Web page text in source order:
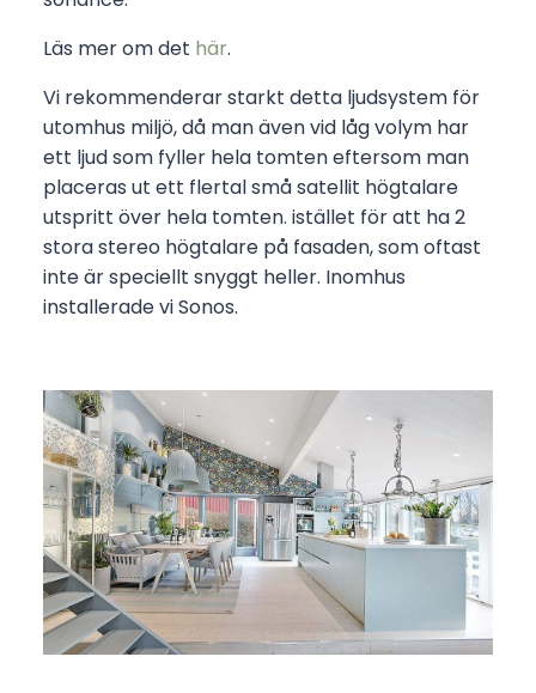
Läs mer om det här.
Vi rekommenderar starkt detta ljudsystem för
utomhus miljö, då man även vid låg volym har
ett ljud som fyller hela tomten eftersom man
placeras ut ett flertal små satellit högtalare
utspritt över hela tomten. istället för att ha 2
stora stereo högtalare på fasaden, som oftast
inte är speciellt snyggt heller. Inomhus
installerade vi Sonos.